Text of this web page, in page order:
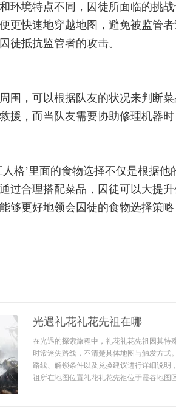
环境特点不同，囚徒所面临的挑
更快速地穿越地图，避免被监管
徒抵抗监管者的攻击。
围，可以根据队友的状况来判断
援，而当队友需要协助修理机器
人格’里面的食物选择不仅是根据
过合理搭配菜品，囚徒可以大提
够更好地领会囚徒的食物选择策略
光遇礼花礼花先祖在哪
在光遇的探索旅程中，礼花礼花先祖因其特
时常迷失路线，不清楚具体地图与触发方
路线、解锁条件以及兑换建议进行详细说
祖所在地图位置礼花礼花先祖位于霞谷地图